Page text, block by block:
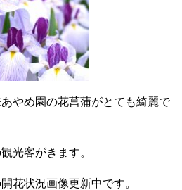
やめ園の花菖蒲がとても綺麗で
光客がきます。
花状況画像更新中です。